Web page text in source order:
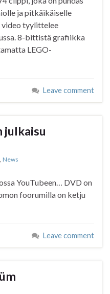
ja pitkäikäiselle
video tyylittelee
8-bittistä grafiikka
LEGO-
Leave comment
julkaisu
, News
YouTubeen… DVD on
foorumilla on ketju
Leave comment